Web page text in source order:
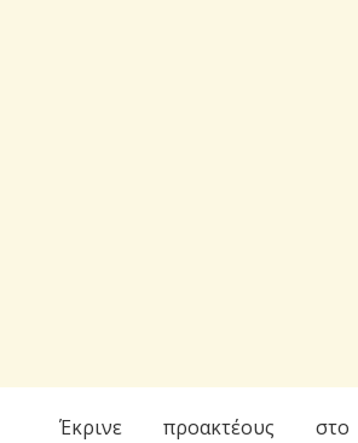
Έκρινε προακτέους